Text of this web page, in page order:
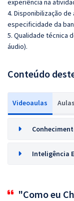
experiência na
4. Disponibilização
especificidade da
5. Qualidade técnica
áudio).
Conteúdo
Videoaulas
Inteligência
"Como eu